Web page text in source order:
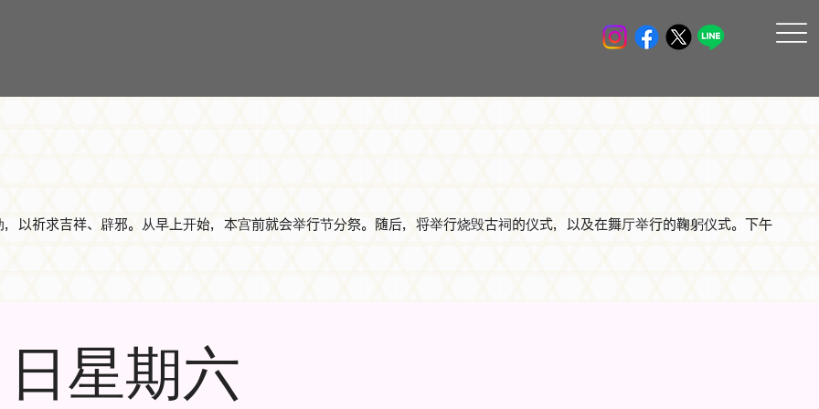
祈求吉祥、辟邪。从早上开始，本宫前就会举行节分祭。随后，将举行烧毁古祠的仪式，以及在舞厅举行的鞠躬仪式。下午
星期六